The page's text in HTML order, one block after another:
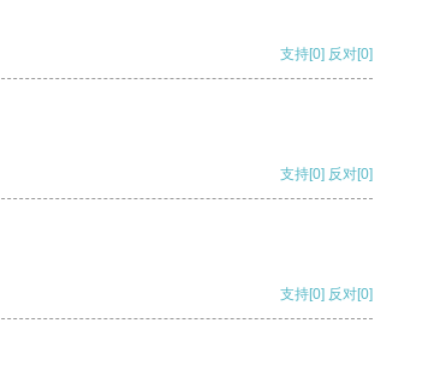
支持[0] 反对[0]
支持[0] 反对[0]
支持[0] 反对[0]